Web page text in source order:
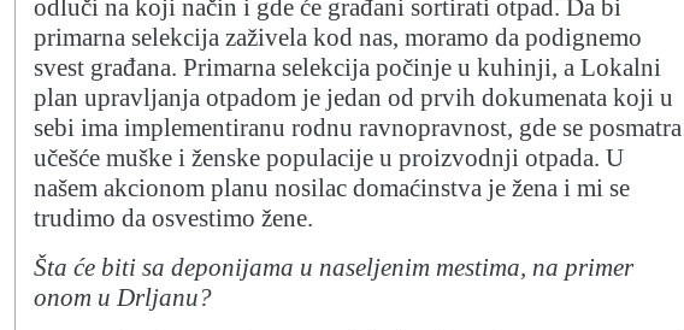
odluči na koji način i gde će građani sortirati otpad. Da bi
primarna selekcija zaživela kod nas, moramo da podignemo
svest građana. Primarna selekcija počinje u kuhinji, a Lokalni
plan upravljanja otpadom je jedan od prvih dokumenata koji u
sebi ima implementiranu rodnu ravnopravnost, gde se posmatra
učešće muške i ženske populacije u proizvodnji otpada. U
našem akcionom planu nosilac domaćinstva je žena i mi se
trudimo da osvestimo žene.
Šta će biti sa deponijama u naseljenim mestima, na primer
onom u Drljanu?